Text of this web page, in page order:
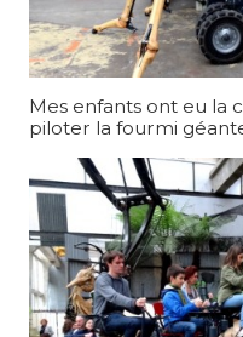
Mes enfants ont eu la
piloter la fourmi